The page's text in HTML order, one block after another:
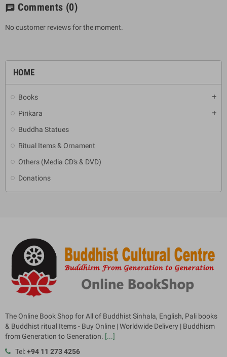
HOME
Books add
Pirikara add
Buddha Statues
Ritual Items & Ornament
Others (Media CD's & DVD)
Donations
chat Comments (0)
No customer reviews for the moment.
The Online Book Shop for All of Buddhist Sinhala, English, Pali books
& Buddhist ritual Items - Buy Online | Worldwide Delivery | Buddhism
from Generation to Generation. [...]
Tel:+94 11 273 4256